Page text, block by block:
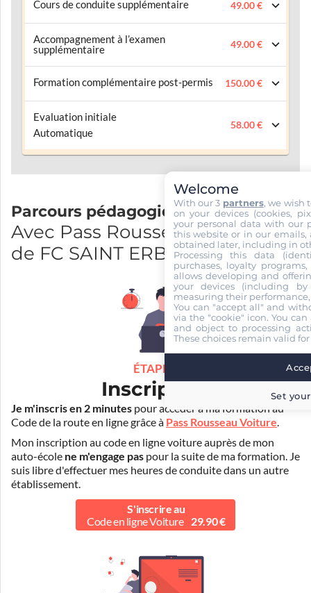
Cours de conduite supplémentaire 49.00 €
Accompagnement à l’examen
supplémentaire
49.00 €
Formation complémentaire post-permis 150.00 €
Evaluation initiale
Automatique
58.00 €
Parcours pédagogique
Avec Pass Rousseau et bureau
de FC SAINT ERBLON
ÉTAPE 1
Inscription
Je m'inscris en 2 minutes pour accéder à ma formation au
Code de la route en ligne grâce à Pass Rousseau Voiture.
Mon inscription au code en ligne voiture auprès de mon
auto-école ne m'engage pas pour la suite de ma formation. Je
suis libre d'effectuer mes heures de conduite dans un autre
établissement.
S'inscrire au
Code en ligne Voiture
29.90 €
Welcome
With our 3 partners, we wish
on your devices (cookies,
your personal data with our
this website or in our emails,
obtained later, including in
Processing this data
purchases, loyalty
allows developing and
your devices (including
measuring their
You can "accept all" and
via the "cookie" icon. You
and object to processing
These choices remain valid
Set